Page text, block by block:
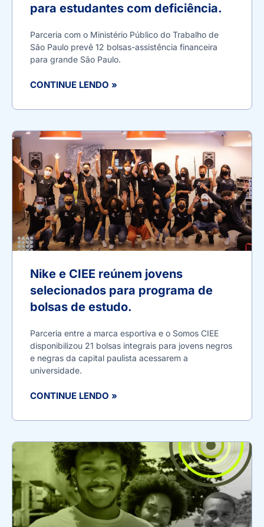
para estudantes com deficiência.
Parceria com o Ministério Público do Trabalho de
São Paulo prevê 12 bolsas-assistência financeira
para grande São Paulo.
CONTINUE LENDO »
Nike e CIEE reúnem jovens
selecionados para programa de
bolsas de estudo.
Parceria entre a marca esportiva e o Somos CIEE
disponibilizou 21 bolsas integrais para jovens negros
e negras da capital paulista acessarem a
universidade.
CONTINUE LENDO »